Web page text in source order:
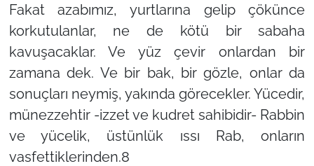
Fakat azabımız, yurtlarına gelip çökünce
korkutulanlar, ne de kötü bir sabaha
kavuşacaklar. Ve yüz çevir onlardan bir
zamana dek. Ve bir bak, bir gözle, onlar da
sonuçları neymiş, yakında görecekler. Yücedir,
münezzehtir -izzet ve kudret sahibidir- Rabbin
ve yücelik, üstünlük ıssı Rab, onların
vasfettiklerinden.8